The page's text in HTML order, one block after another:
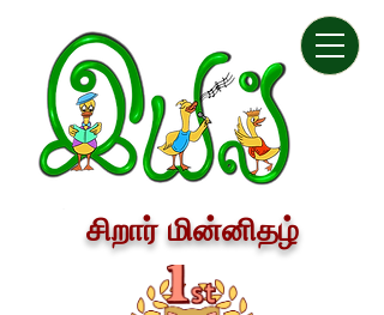
சிறார் மின்னிதழ்